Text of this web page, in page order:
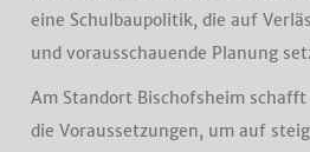
eine Schulbaupolitik, die auf
und vorausschauende Planung
Am Standort Bischofsheim schafft
die Voraussetzungen, um auf